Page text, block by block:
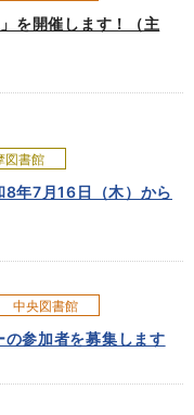
を開催します！（主
図書館
8年7月16日（木）から
中央図書館
の参加者を募集します